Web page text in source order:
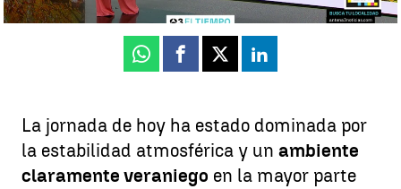
Whatsapp
Facebook
X Linkedin
La jornada de hoy ha estado dominada por
la estabilidad atmosférica y un ambiente
claramente veraniego en la mayor parte